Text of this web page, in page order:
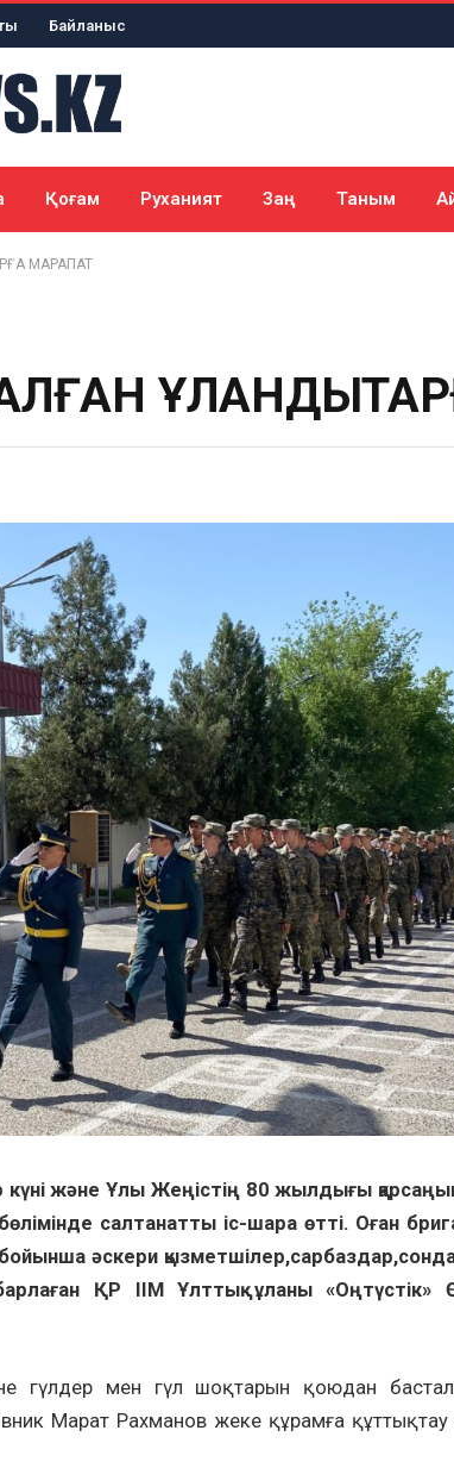
Байланыс
Қоғам Руханият Заң Таным
МАРАПАТ
күні және Ұлы Жеңістің 80 жылдығы
салтанатты іс-шара өтті. Оған
әскери
ҚР ІІМ Ұлттық ұланы «Оңтүстік»
гүлдер мен гүл шоқтарын қоюдан
Марат Рахманов жеке құрамға құттықтау